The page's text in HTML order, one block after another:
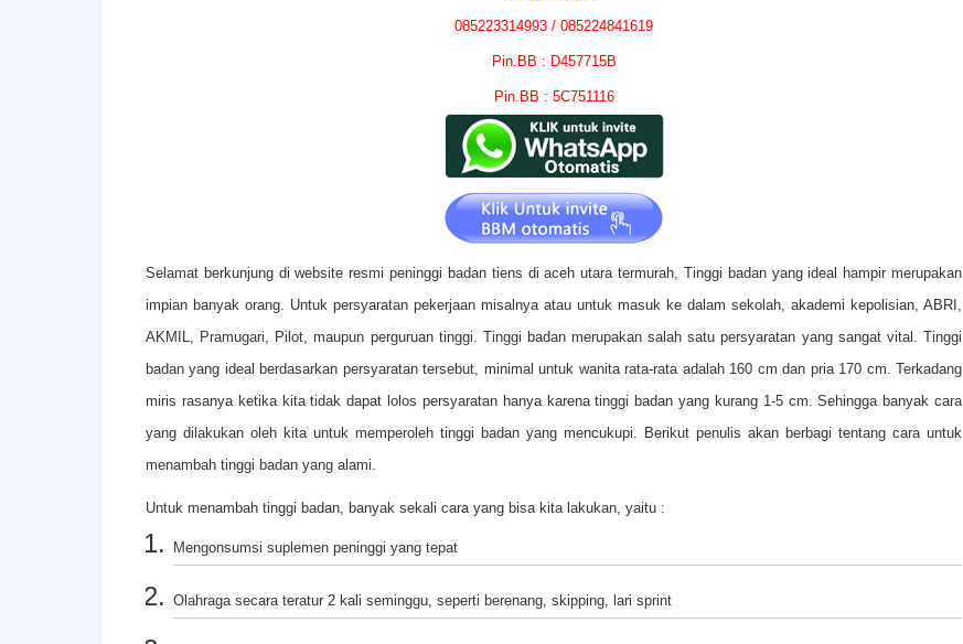
085223314993 / 085224841619
Pin.BB : D457715B
Pin.BB : 5C751116
Selamat berkunjung di website resmi peninggi badan tiens di aceh utara termurah, Tinggi badan yang ideal hampir merupakan
impian banyak orang. Untuk persyaratan pekerjaan misalnya atau untuk masuk ke dalam sekolah, akademi kepolisian, ABRI,
AKMIL, Pramugari, Pilot, maupun perguruan tinggi. Tinggi badan merupakan salah satu persyaratan yang sangat vital. Tinggi
badan yang ideal berdasarkan persyaratan tersebut, minimal untuk wanita rata-rata adalah 160 cm dan pria 170 cm. Terkadang
miris rasanya ketika kita tidak dapat lolos persyaratan hanya karena tinggi badan yang kurang 1-5 cm. Sehingga banyak cara
yang dilakukan oleh kita untuk memperoleh tinggi badan yang mencukupi. Berikut penulis akan berbagi tentang cara untuk
menambah tinggi badan yang alami.
Untuk menambah tinggi badan, banyak sekali cara yang bisa kita lakukan, yaitu :
Mengonsumsi suplemen peninggi yang tepat
Olahraga secara teratur 2 kali seminggu, seperti berenang, skipping, lari sprint